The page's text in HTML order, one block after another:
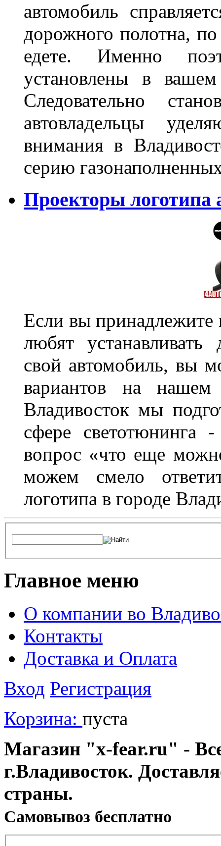
автомобиль
дорожного полотна,
едете. Именно
установлены в
Следовательно
автовладельцы
внимания в
серию
Проекторы логотипа
Если вы принадлежите
любят устанавливать
свой автомобиль, вы
вариантов на
Владивосток мы
сфере светотюнинга
вопрос «что еще
можем смело
логотипа в городе
Главное меню
О компании во
Контакты
Доставка и Оплата
Вход Регистрация
Корзина: пуста
Магазин "x-fear.ru" -
г.Владивосток.
страны.
Cамовывоз бесплатно